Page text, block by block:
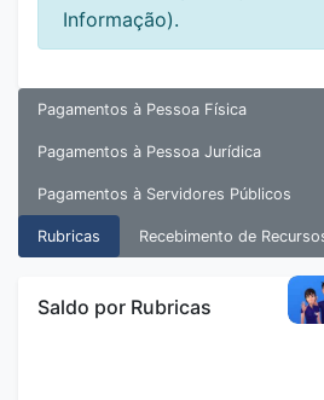
Informação).
Pagamentos à Pessoa Física
Pagamentos à Pessoa Jurídica
Pagamentos à Servidores Públicos
Rubricas Recebimento de
Saldo por Rubricas